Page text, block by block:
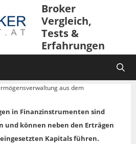
Broker
Vergleich,
Tests &
Erfahrungen
aus dem
in Finanzinstrumenten sind
und können neben den Erträgen
Kapitals führen.